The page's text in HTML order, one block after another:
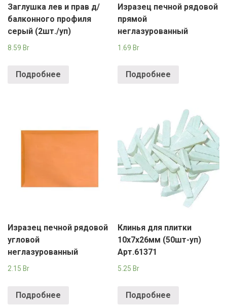
Заглушка лев и прав д/
балконного профиля
серый (2шт./уп)
8.59 Br
Подробнее
Изразец печной рядовой
прямой
неглазурованный
1.69 Br
Подробнее
Изразец печной рядовой
угловой
неглазурованный
2.15 Br
Подробнее
Клинья для плитки
10х7х26мм (50шт-уп)
Арт.61371
5.25 Br
Подробнее